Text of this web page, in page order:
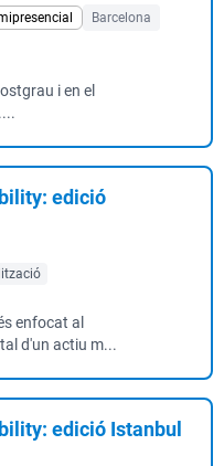
Barcelona
i en el
edició
enfocat al
d'un actiu m...
edició Istanbul